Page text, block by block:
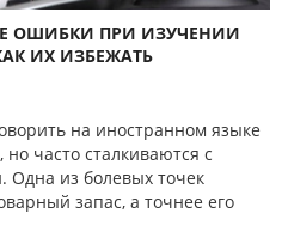
ОШИБКИ ПРИ ИЗУЧЕНИИ
ИХ ИЗБЕЖАТЬ
на иностранном языке
часто сталкиваются с
Одна из болевых точек
запас, а точнее его